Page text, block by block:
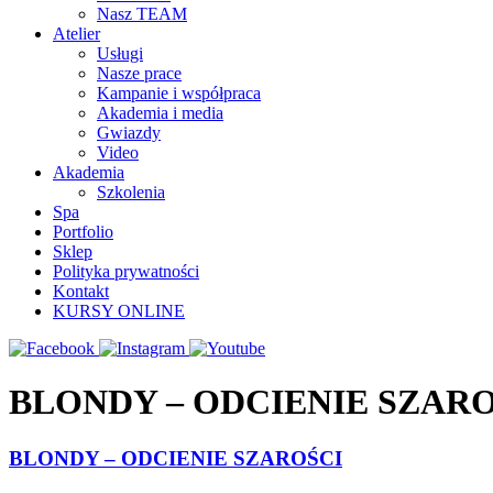
Nasz TEAM
Atelier
Usługi
Nasze prace
Kampanie i współpraca
Akademia i media
Gwiazdy
Video
Akademia
Szkolenia
Spa
Portfolio
Sklep
Polityka prywatności
Kontakt
KURSY ONLINE
BLONDY – ODCIENIE
BLONDY – ODCIENIE SZAROŚCI